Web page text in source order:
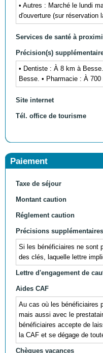
• Autres : Marché le lundi
d'ouverture (sur réservation
Services de santé à
Précision(s)
• Dentiste : À 8 km à
Besse. • Pharmacie : À
Site internet
Tél. office de tourisme
Paiement
Taxe de séjour
Montant caution
Réglement caution
Précisions supplémentaires
Si les bénéficiaires ne sont
des clés, laquelle lettre
Lettre d'engagement de
Aides CAF
Au cas où les bénéficiaires
mais aussi avec le
bénéficiaires accepte de
la CAF et se dégage de
Chèques vacances